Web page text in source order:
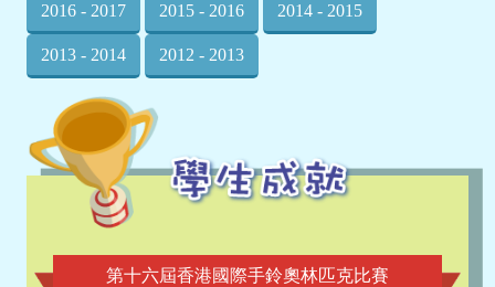
2016 - 2017 2015 - 2016 2014 - 2015
2013 - 2014 2012 - 2013
第十六屆香港國際手鈴奧林匹克比賽